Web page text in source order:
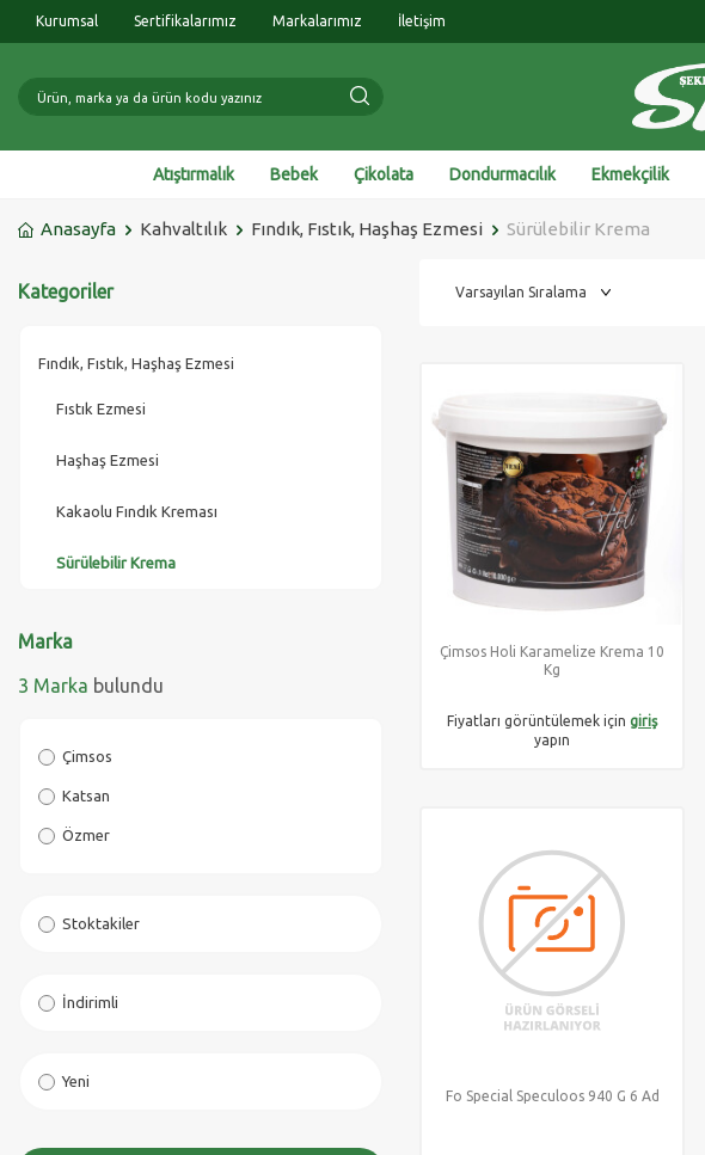
Kurumsal Sertifikalarımız Markalarımız İletişim
Atıştırmalık Bebek Çikolata Dondurmacılık Ekmekçilik
Anasayfa Kahvaltılık Fındık, Fıstık, Haşhaş Ezmesi Sürülebilir Krema
Kategoriler
Fındık, Fıstık, Haşhaş Ezmesi
Fıstık Ezmesi
Haşhaş Ezmesi
Kakaolu Fındık Kreması
Sürülebilir Krema
Marka
3 Marka bulundu
Çimsos
Katsan
Özmer
Stoktakiler
İndirimli
Yeni
Çimsos Holi Karamelize Krema 10
Kg
Fiyatları görüntülemek için giriş
yapın
Fo Special Speculoos 940 G 6 Ad